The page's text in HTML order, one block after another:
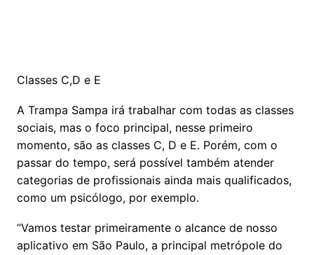
Classes C,D e E
A Trampa Sampa irá trabalhar com todas as classes
sociais, mas o foco principal, nesse primeiro
momento, são as classes C, D e E. Porém, com o
passar do tempo, será possível também atender
categorias de profissionais ainda mais qualificados,
como um psicólogo, por exemplo.
“Vamos testar primeiramente o alcance de nosso
aplicativo em São Paulo, a principal metrópole do